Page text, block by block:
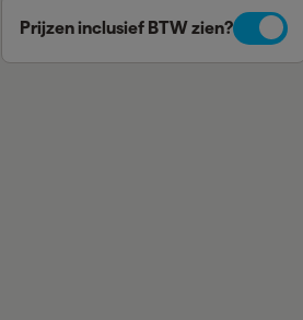
Prijzen inclusief BTW zien?